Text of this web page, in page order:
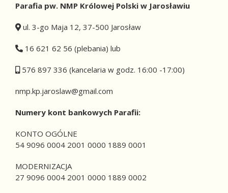
Parafia pw. NMP Królowej Polski w Jarosławiu
ul. 3-go Maja 12, 37-500 Jarosław
16 621 62 56 (plebania) lub
576 897 336 (kancelaria w godz. 16:00 -17:00)
nmp.kp.jaroslaw@gmail.com
Numery kont bankowych Parafii:
KONTO OGÓLNE
54 9096 0004 2001 0000 1889 0001
MODERNIZACJA
27 9096 0004 2001 0000 1889 0002